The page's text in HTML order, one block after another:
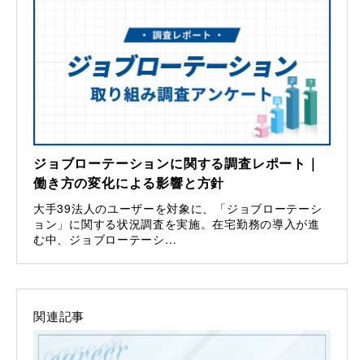
ジョブローテーションに関する調査レポート｜
働き方の変化による影響と方針
大手39法人のユーザーを対象に、「ジョブローテーシ
ョン」に関する状況調査を実施。在宅勤務の導入が進
む中、ジョブローテーシ…
関連記事